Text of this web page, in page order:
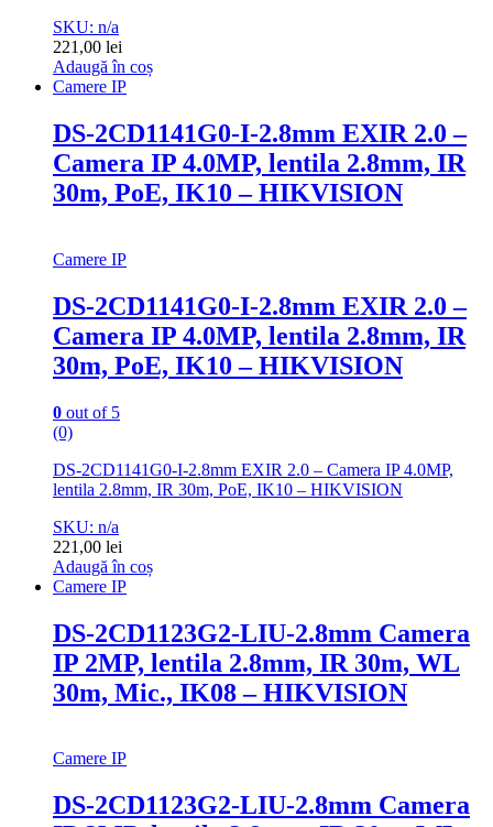
SKU: n/a
221,00 lei
Adaugă în coș
Camere IP
DS-2CD1141G0-I-2.8mm EXIR 2.0 –
Camera IP 4.0MP, lentila 2.8mm, IR
30m, PoE, IK10 – HIKVISION
Camere IP
DS-2CD1141G0-I-2.8mm EXIR 2.0 –
Camera IP 4.0MP, lentila 2.8mm, IR
30m, PoE, IK10 – HIKVISION
0 out of 5
(0)
DS-2CD1141G0-I-2.8mm EXIR 2.0 – Camera IP 4.0MP,
lentila 2.8mm, IR 30m, PoE, IK10 – HIKVISION
SKU: n/a
221,00 lei
Adaugă în coș
Camere IP
DS-2CD1123G2-LIU-2.8mm Camera
IP 2MP, lentila 2.8mm, IR 30m, WL
30m, Mic., IK08 – HIKVISION
Camere IP
DS-2CD1123G2-LIU-2.8mm Camera